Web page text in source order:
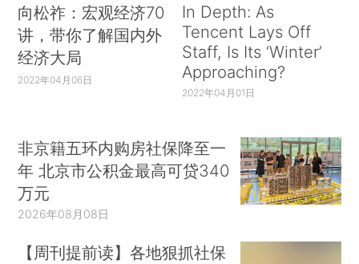
向松祚：宏观经济70
讲，带你了解国内外
经济大局
2022年04月06日
In Depth: As
Tencent Lays Off
Staff, Is Its ‘Winter’
Approaching?
2022年04月01日
非京籍五环内购房社保降至一
年 北京市公积金最高可贷340
万元
2026年08月08日
【周刊提前读】各地狠抓社保